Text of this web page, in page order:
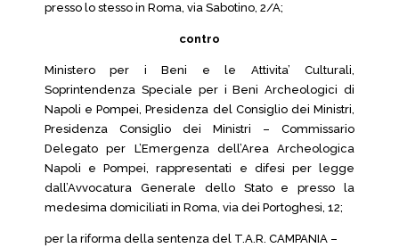
presso lo stesso in Roma, via Sabotino, 2/A;
contro
Ministero per i Beni e le Attivita’ Culturali,
Soprintendenza Speciale per i Beni Archeologici di
Napoli e Pompei, Presidenza del Consiglio dei Ministri,
Presidenza Consiglio dei Ministri – Commissario
Delegato per L’Emergenza dell’Area Archeologica
Napoli e Pompei, rappresentati e difesi per legge
dall’Avvocatura Generale dello Stato e presso la
medesima domiciliati in Roma, via dei Portoghesi, 12;
per la riforma della sentenza del T.A.R. CAMPANIA –